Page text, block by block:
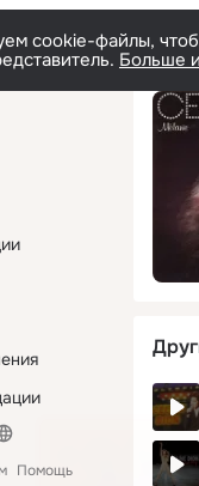
cookie-файлы,
Больше
Помощь